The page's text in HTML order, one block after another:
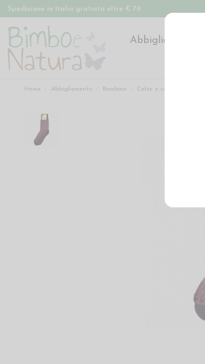
Spedizione in Italia gratuita oltre € 79
Abbigliamento
Home Abbigliamento Bambino Calze e calzamaglie